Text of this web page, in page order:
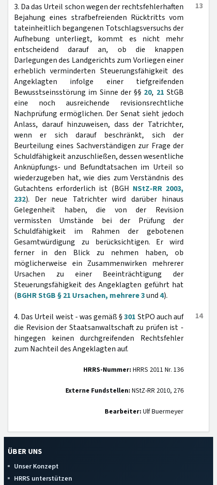
13
3. Da das Urteil schon wegen der rechtsfehlerhaften
Bejahung eines strafbefreienden Rücktritts vom
tateinheitlich begangenen Totschlagsversuchs der
Aufhebung unterliegt, kommt es nicht mehr
entscheidend darauf an, ob die knappen
Darlegungen des Landgerichts zum Vorliegen einer
erheblich verminderten Steuerungsfähigkeit des
Angeklagten infolge einer tiefgreifenden
Bewusstseinsstörung im Sinne der §§ 20, 21 StGB
eine noch ausreichende revisionsrechtliche
Nachprüfung ermöglichen. Der Senat sieht jedoch
Anlass, darauf hinzuweisen, dass der Tatrichter,
wenn er sich darauf beschränkt, sich der
Beurteilung eines Sachverständigen zur Frage der
Schuldfähigkeit anzuschließen, dessen wesentliche
Anknüpfungs- und Befundtatsachen im Urteil so
wiederzugeben hat, wie dies zum Verständnis des
Gutachtens erforderlich ist (BGH NStZ-RR 2003,
232). Der neue Tatrichter wird darüber hinaus
Gelegenheit haben, die von der Revision
vermissten Umstände bei der Prüfung der
Schuldfähigkeit im Rahmen der gebotenen
Gesamtwürdigung zu berücksichtigen. Er wird
ferner in den Blick zu nehmen haben, ob
möglicherweise ein Zusammenwirken mehrerer
Ursachen zu einer Beeinträchtigung der
Steuerungsfähigkeit des Angeklagten geführt hat
(BGHR StGB § 21 Ursachen, mehrere 3und4).
14
4. Das Urteil weist - was gemäß §301 StPO auch auf
die Revision der Staatsanwaltschaft zu prüfen ist -
hingegen keinen durchgreifenden Rechtsfehler
zum Nachteil des Angeklagten auf.
HRRS-Nummer: HRRS 2011 Nr. 136
Externe Fundstellen: NStZ-RR 2010, 276
Bearbeiter: Ulf Buermeyer
ÜBER UNS
Unser Konzept
HRRS unterstützen